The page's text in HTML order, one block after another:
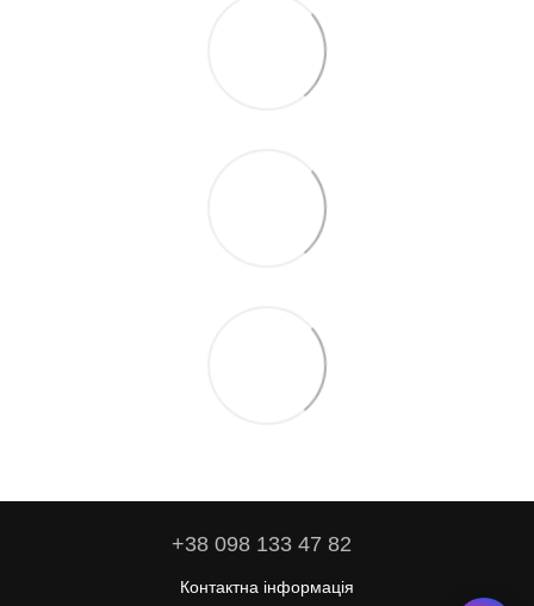
+38 098 133 47 82
Контактна інформація